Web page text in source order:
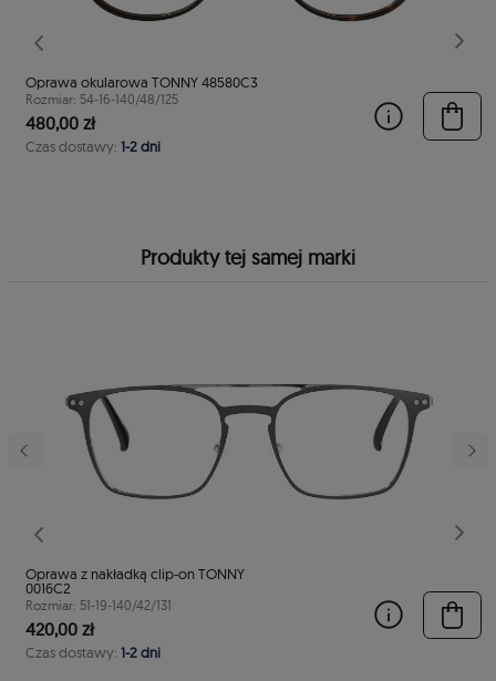
Poprzedni
Oprawa okularowa TONNY 48580C3
Rozmiar: 54-16-140/48/125
480,00 zł
Czas dostawy: 1-2 dni
Produkty tej samej marki
Poprzedni
Oprawa z nakładką clip-on TONNY
0016C2
Rozmiar: 51-19-140/42/131
420,00 zł
Czas dostawy: 1-2 dni